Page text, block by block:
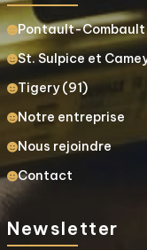
Pontault-
St. Sulpice et
Tigery (91)
Notre entreprise
Nous rejoindre
Contact
Newsletter